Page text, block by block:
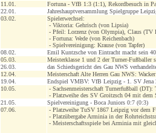
11.01.
Fortuna - VfB 1:3 (1:1), Rekordbesuch in
22.01.
Jahreshauptversammlung Spielgruppe
03.02.
Spielerwechsel:
- Viktoria: Gehrisch (von Lipsia)
- Pfeil: Lorzenz (von Olympia), Claus (TV
- Fortuna: Wede (von Reichenbach)
- Spielvereinigung: Krause (von Tapfer)
08.02.
Emil Kuntzsche von Eintracht macht sein
05.03.
Meisterklasse 1 und 2 der Turner-Fußballer
26.03.
das Schiedsgericht des Gau NWS
12.04.
Meisterschaft Alte Herren Gau NWS:
19.04.
Endspiel VMBV: VfB Leipzig - 1. SV Jena
10.05.
- Sachsenmeisterschaft Turnerfußball
- Platzweihe des SV Groitzsch 04 mit
21.05.
Spielvereinigung - Boca Juniors 0:7 (0:3)
07.06.
- Platzweihe TuSV 1867 Leipzig vor dem
- Platzübergabe Arminia in der
- Meisterschaftsspiele bei Arminia mit